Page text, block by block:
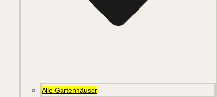
Alle Gartenhäuser